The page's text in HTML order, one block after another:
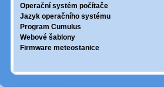
Operační systém počítače
Jazyk operačního systému
Program Cumulus
Webové šablony
Firmware meteostanice